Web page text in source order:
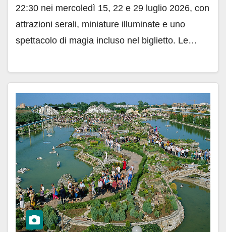
22:30 nei mercoledì 15, 22 e 29 luglio 2026, con
attrazioni serali, miniature illuminate e uno
spettacolo di magia incluso nel biglietto. Le…